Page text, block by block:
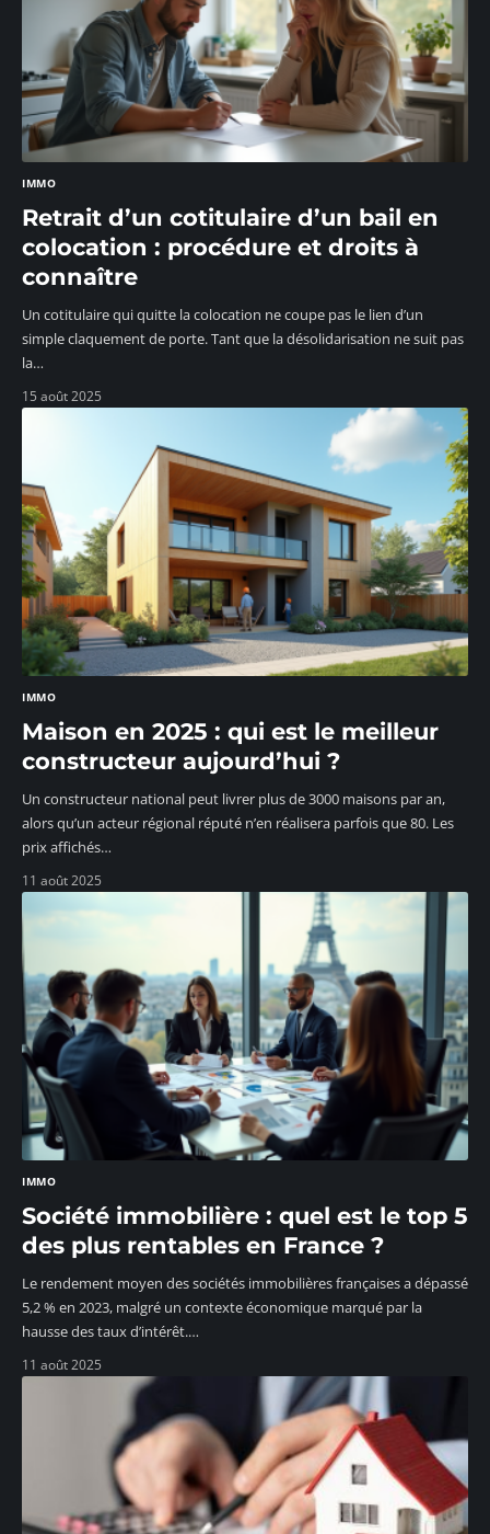
IMMO
Retrait d’un cotitulaire d’un bail en
colocation : procédure et droits à
connaître
Un cotitulaire qui quitte la colocation ne coupe pas le lien d’un
simple claquement de porte. Tant que la désolidarisation ne suit pas
la…
15 août 2025
IMMO
Maison en 2025 : qui est le meilleur
constructeur aujourd’hui ?
Un constructeur national peut livrer plus de 3000 maisons par an,
alors qu’un acteur régional réputé n’en réalisera parfois que 80. Les
prix affichés…
11 août 2025
IMMO
Société immobilière : quel est le top 5
des plus rentables en France ?
Le rendement moyen des sociétés immobilières françaises a dépassé
5,2 % en 2023, malgré un contexte économique marqué par la
hausse des taux d’intérêt.…
11 août 2025